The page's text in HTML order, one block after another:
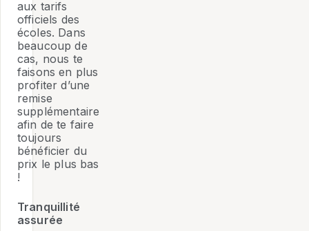
aux tarifs
officiels des
écoles. Dans
beaucoup de
cas, nous te
faisons en plus
profiter d’une
remise
supplémentaire
afin de te faire
toujours
bénéficier du
prix le plus bas
!
Tranquillité
assurée